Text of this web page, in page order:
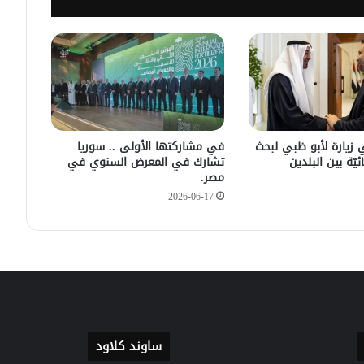
سليمان عبد الباقي مدير أمن السويداء
يكشف سبب انفجار مركبة على طريق
دمشق
في زيارته الأولى .. الرئيس الفرنسي
يصل إلى سوريا.
زيارة لأبو ظبي لبحث
بين البلدين
في مشاركتها الأولى .. سوريا
تشارك في المعرض السنوي في
مصر.
2026-06-17
ساوند كلاود